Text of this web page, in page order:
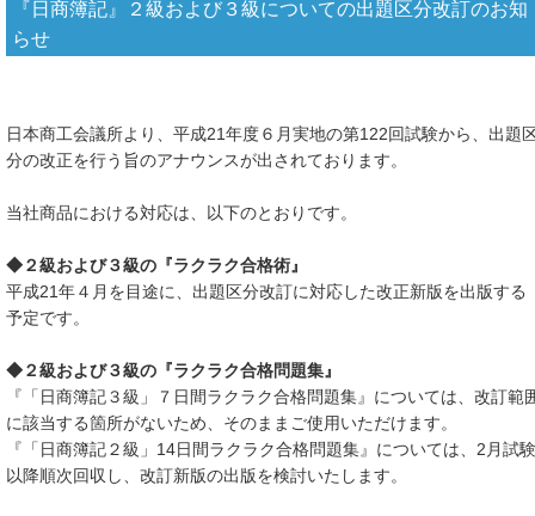
『日商簿記』２級および３級についての出題区分改訂のお知
らせ
日本商工会議所より、平成21年度６月実地の第122回試験から、出題
分の改正を行う旨のアナウンスが出されております。
当社商品における対応は、以下のとおりです。
◆２級および３級の『ラクラク合格術』
平成21年４月を目途に、出題区分改訂に対応した改正新版を出版する
予定です。
◆２級および３級の『ラクラク合格問題集』
『「日商簿記３級」７日間ラクラク合格問題集』については、改訂範
に該当する箇所がないため、そのままご使用いただけます。
『「日商簿記２級」14日間ラクラク合格問題集』については、2月試験
以降順次回収し、改訂新版の出版を検討いたします。